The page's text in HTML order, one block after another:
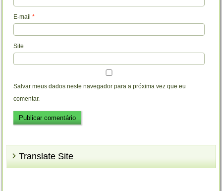
E-mail*
Site
Salvar meus dados neste navegador para a próxima vez que eu
comentar.
Translate Site